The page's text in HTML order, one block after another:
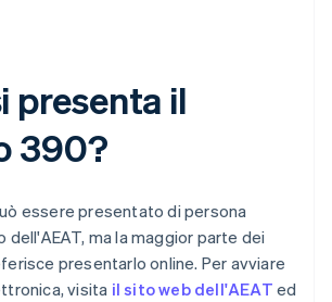
presenta il
390?
essere presentato di persona
dell'AEAT, ma la maggior parte dei
presentarlo online. Per avviare
visita il sito web dell'AEAT ed